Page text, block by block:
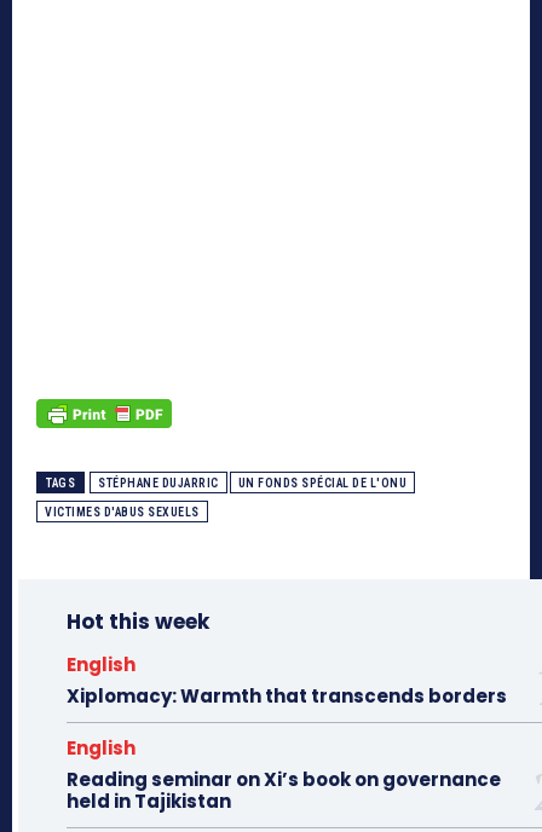
TAGS STÉPHANE DUJARRIC UN FONDS SPÉCIAL DE L'ONU
VICTIMES D'ABUS SEXUELS
Hot this week
English
Xiplomacy: Warmth that transcends borders
English
Reading seminar on Xi’s book on governance
held in Tajikistan